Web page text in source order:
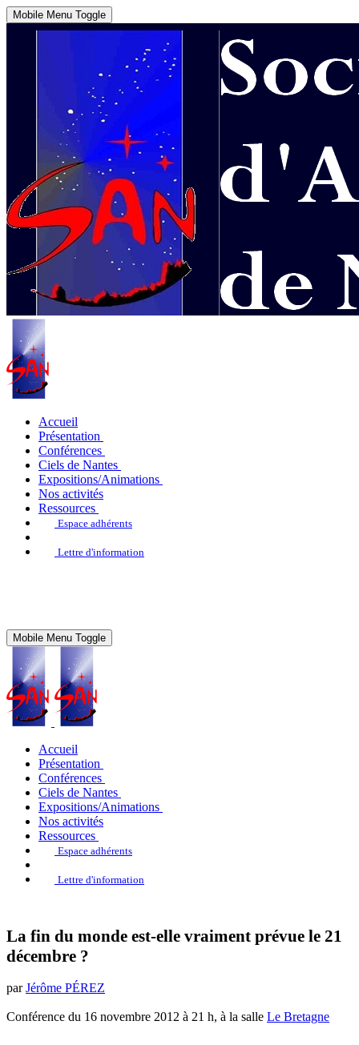
Mobile Menu Toggle
Accueil
Présentation
Conférences
Ciels de Nantes
Expositions/Animations
Nos activités
Ressources
Espace adhérents
Lettre d'information
Mobile Menu Toggle
Accueil
Présentation
Conférences
Ciels de Nantes
Expositions/Animations
Nos activités
Ressources
Espace adhérents
Lettre d'information
La fin du monde est-elle vraiment prévue le 21
décembre ?
parJérôme PÉREZ
Conférence du 16 novembre 2012 à 21 h, à la salle Le Bretagne